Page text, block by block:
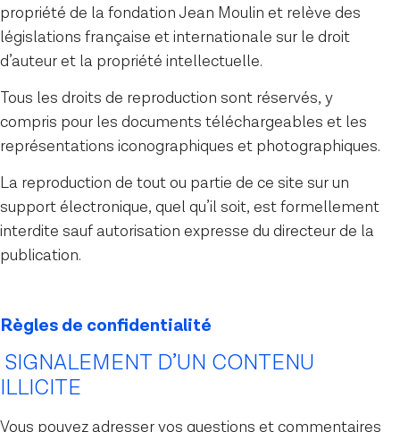
propriété de la fondation Jean Moulin et relève des
législations française et internationale sur le droit
d’auteur et la propriété intellectuelle.
Tous les droits de reproduction sont réservés, y
compris pour les documents téléchargeables et les
représentations iconographiques et photographiques.
La reproduction de tout ou partie de ce site sur un
support électronique, quel qu’il soit, est formellement
interdite sauf autorisation expresse du directeur de la
publication.
Règles de confidentialité
SIGNALEMENT D’UN CONTENU
ILLICITE
Vous pouvez adresser vos questions et commentaires